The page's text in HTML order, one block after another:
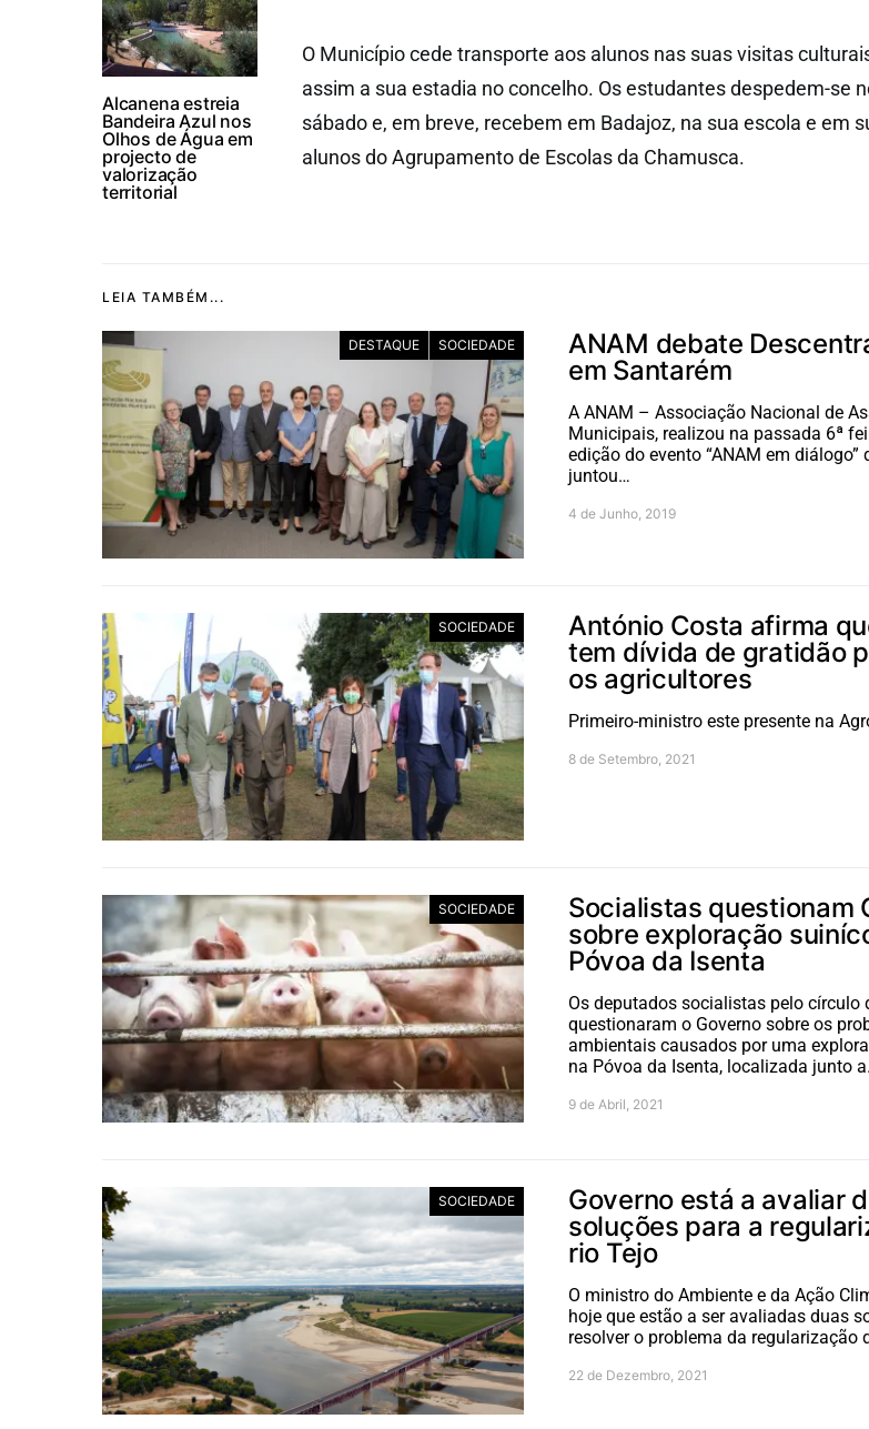
Alcanena estreia
Bandeira Azul nos
Olhos de Água em
projecto de
valorização
territorial
O Município cede transporte aos alunos nas suas visitas
assim a sua estadia no concelho. Os estudantes despedem-se
sábado e, em breve, recebem em Badajoz, na sua escola e em
alunos do Agrupamento de Escolas da Chamusca.
LEIA TAMBÉM...
DESTAQUE SOCIEDADE
ANAM debate
em Santarém
A ANAM – Associação Nacional de
Municipais, realizou na passada 6ª
edição do evento “ANAM em diálogo”
juntou…
4 de Junho, 2019
SOCIEDADE
António Costa afirma
tem dívida de gratidão
os agricultores
Primeiro-ministro este presente na
8 de Setembro, 2021
SOCIEDADE
Socialistas questionam
sobre exploração
Póvoa da Isenta
Os deputados socialistas pelo círculo
questionaram o Governo sobre os
ambientais causados por uma
na Póvoa da Isenta, localizada junto
9 de Abril, 2021
SOCIEDADE
Governo está a avaliar
soluções para a
rio Tejo
O ministro do Ambiente e da Ação
hoje que estão a ser avaliadas duas
resolver o problema da regularização
22 de Dezembro, 2021